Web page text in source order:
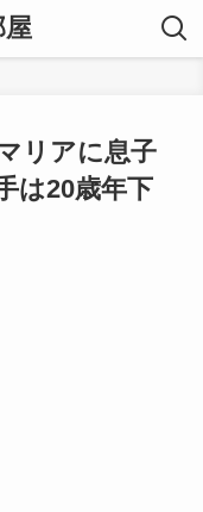
リアに息子
は20歳年下